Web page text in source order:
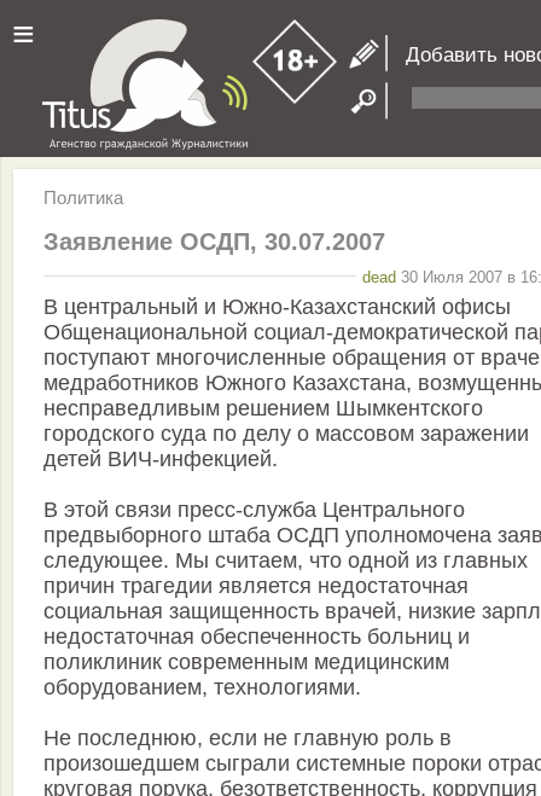
≡ Добавить
Политика
Заявление ОСДП, 30.07.2007
dead 30 Июля 2007 в
В центральный и Южно-Казахстанский офисы
Общенациональной социал-демократической
поступают многочисленные обращения от
медработников Южного Казахстана,
несправедливым решением Шымкентского
городского суда по делу о массовом заражении
детей ВИЧ-инфекцией.
В этой связи пресс-служба Центрального
предвыборного штаба ОСДП уполномочена
следующее. Мы считаем, что одной из главных
причин трагедии является недостаточная
социальная защищенность врачей, низкие
недостаточная обеспеченность больниц и
поликлиник современным медицинским
оборудованием, технологиями.
Не последнюю, если не главную роль в
произошедшем сыграли системные пороки
круговая порука, безответственность,